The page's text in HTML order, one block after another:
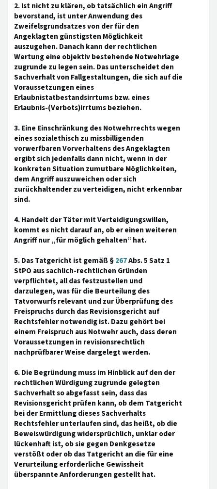
2. Ist nicht zu klären, ob tatsächlich ein Angriff
bevorstand, ist unter Anwendung des
Zweifelsgrundsatzes von der für den
Angeklagten günstigsten Möglichkeit
auszugehen. Danach kann der rechtlichen
Wertung eine objektiv bestehende Notwehrlage
zugrunde zu legen sein. Das unterscheidet den
Sachverhalt von Fallgestaltungen, die sich auf die
Voraussetzungen eines
Erlaubnistatbestandsirrtums bzw. eines
Erlaubnis-(Verbots)irrtums beziehen.
3. Eine Einschränkung des Notwehrrechts wegen
eines sozialethisch zu missbilligenden
vorwerfbaren Vorverhaltens des Angeklagten
ergibt sich jedenfalls dann nicht, wenn in der
konkreten Situation zumutbare Möglichkeiten,
dem Angriff auszuweichen oder sich
zurückhaltender zu verteidigen, nicht erkennbar
sind.
4. Handelt der Täter mit Verteidigungswillen,
kommt es nicht darauf an, ob er einen weiteren
Angriff nur „für möglich gehalten“ hat.
5. Das Tatgericht ist gemäß §267Abs. 5 Satz 1
StPO aus sachlich-rechtlichen Gründen
verpflichtet, all das festzustellen und
darzulegen, was für die Beurteilung des
Tatvorwurfs relevant und zur Überprüfung des
Freispruchs durch das Revisionsgericht auf
Rechtsfehler notwendig ist. Dazu gehört bei
einem Freispruch aus Notwehr auch, dass deren
Voraussetzungen in revisionsrechtlich
nachprüfbarer Weise dargelegt werden.
6. Die Begründung muss im Hinblick auf den der
rechtlichen Würdigung zugrunde gelegten
Sachverhalt so abgefasst sein, dass das
Revisionsgericht prüfen kann, ob dem Tatgericht
bei der Ermittlung dieses Sachverhalts
Rechtsfehler unterlaufen sind, das heißt, ob die
Beweiswürdigung widersprüchlich, unklar oder
lückenhaft ist, ob sie gegen Denkgesetze
verstößt oder ob das Tatgericht an die für eine
Verurteilung erforderliche Gewissheit
überspannte Anforderungen gestellt hat.